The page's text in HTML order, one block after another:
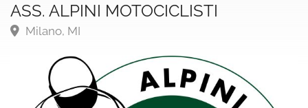
ASS. ALPINI MOTOCICLISTI
Milano, MI